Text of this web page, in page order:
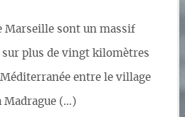
Marseille sont un massif
sur plus de vingt kilomètres
entre le village
Madrague (…)